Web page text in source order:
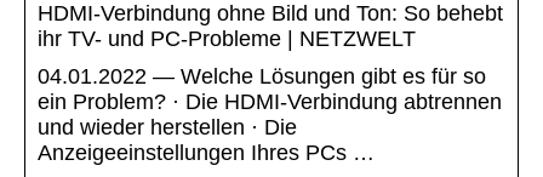
HDMI-Verbindung ohne Bild und Ton: So behebt
ihr TV- und PC-Probleme | NETZWELT
04.01.2022 — Welche Lösungen gibt es für so
ein Problem? · Die HDMI-Verbindung abtrennen
und wieder herstellen · Die
Anzeigeeinstellungen Ihres PCs …